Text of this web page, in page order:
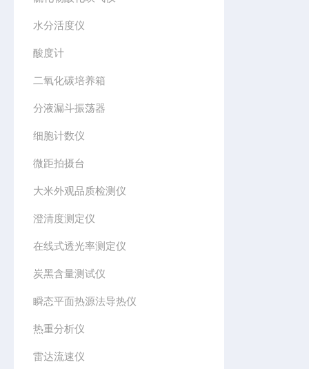
水分活度仪
酸度计
二氧化碳培养箱
分液漏斗振荡器
细胞计数仪
微距拍摄台
大米外观品质检测仪
澄清度测定仪
在线式透光率测定仪
炭黑含量测试仪
瞬态平面热源法导热仪
热重分析仪
雷达流速仪